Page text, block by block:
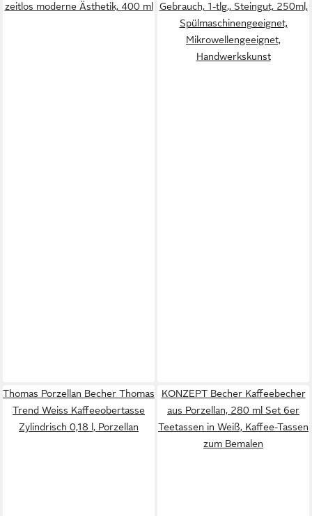
zeitlos moderne Ästhetik, 400 ml
Gebrauch, 1-tlg., Steingut, 250ml,
Spülmaschinengeeignet,
Mikrowellengeeignet,
Handwerkskunst
Thomas Porzellan Becher Thomas
Trend Weiss Kaffeeobertasse
Zylindrisch 0,18 l, Porzellan
KONZEPT Becher Kaffeebecher
aus Porzellan, 280 ml Set 6er
Teetassen in Weiß, Kaffee-Tassen
zum Bemalen